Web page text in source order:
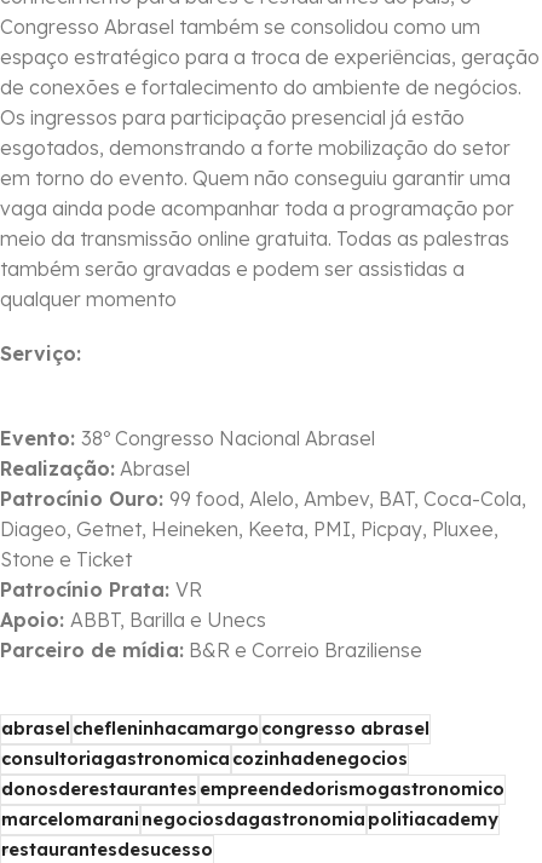
Congresso Abrasel também se consolidou como um
espaço estratégico para a troca de experiências, geração
de conexões e fortalecimento do ambiente de negócios.
Os ingressos para participação presencial já estão
esgotados, demonstrando a forte mobilização do setor
em torno do evento. Quem não conseguiu garantir uma
vaga ainda pode acompanhar toda a programação por
meio da transmissão online gratuita. Todas as palestras
também serão gravadas e podem ser assistidas a
qualquer momento
Serviço:
Evento: 38º Congresso Nacional Abrasel
Realização: Abrasel
Patrocínio Ouro: 99 food, Alelo, Ambev, BAT, Coca-Cola,
Diageo, Getnet, Heineken, Keeta, PMI, Picpay, Pluxee,
Stone e Ticket
Patrocínio Prata: VR
Apoio: ABBT, Barilla e Unecs
Parceiro de mídia: B&R e Correio Braziliense
abraselchefleninhacamargocongresso abrasel
consultoriagastronomicacozinhadenegocios
donosderestaurantesempreendedorismogastronomico
marcelomaraninegociosdagastronomiapolitiacademy
restaurantesdesucesso